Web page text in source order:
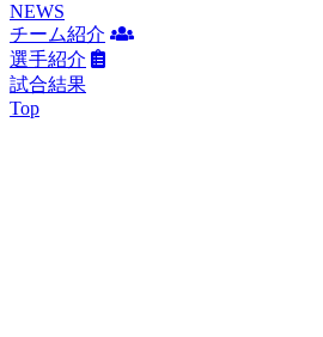
NEWS
チーム紹介
選手紹介
試合結果
Top